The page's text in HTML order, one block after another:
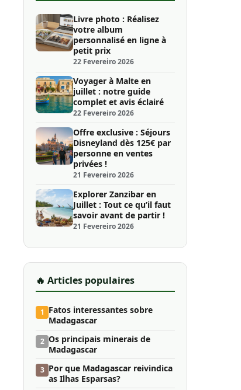
Livre photo : Réalisez
votre album
personnalisé en ligne à
petit prix
22 Fevereiro 2026
Voyager à Malte en
juillet : notre guide
complet et avis éclairé
22 Fevereiro 2026
Offre exclusive : Séjours
Disneyland dès 125€ par
personne en ventes
privées !
21 Fevereiro 2026
Explorer Zanzibar en
Juillet : Tout ce qu’il faut
savoir avant de partir !
21 Fevereiro 2026
🔥 Articles populaires
1 Fatos interessantes sobre
Madagascar
2 Os principais minerais de
Madagascar
3 Por que Madagascar reivindica
as Ilhas Esparsas?